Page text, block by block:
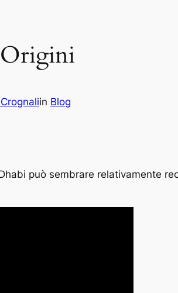
in Blog
può sembrare relativamente